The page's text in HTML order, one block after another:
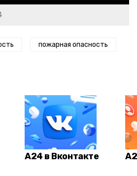
пожарная опасность
А24 в Вконтакте